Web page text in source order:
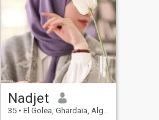
Nadjet
35 • El Golea, Ghardaïa, Algerien